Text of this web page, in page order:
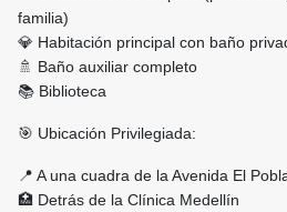
familia)
💎 Habitación principal con baño
🚿 Baño auxiliar completo
📚 Biblioteca
🎯 Ubicación Privilegiada:
📍 A una cuadra de la Avenida El
🏥 Detrás de la Clínica Medellín